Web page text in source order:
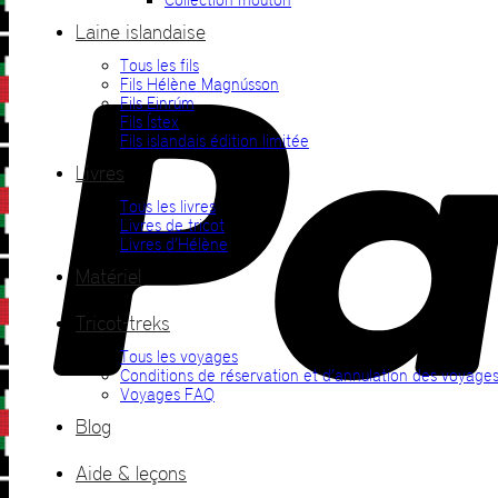
Laine islandaise
Tous les fils
Fils Hélène Magnússon
Fils Einrúm
Fils Ístex
Fils islandais édition limitée
Livres
Tous les livres
Livres de tricot
Livres d’Hélène
Matériel
Tricot-treks
Tous les voyages
Conditions de réservation et d’annulation des voyages
Voyages FAQ
Blog
Aide & leçons